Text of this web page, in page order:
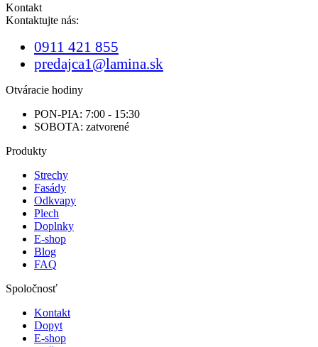
Kontakt
Kontaktujte nás:
0911 421 855
predajca1@lamina.sk
Otváracie hodiny
PON-PIA: 7:00 - 15:30
SOBOTA: zatvorené
Produkty
Strechy
Fasády
Odkvapy
Plech
Doplnky
E-shop
Blog
FAQ
Spoločnosť
Kontakt
Dopyt
E-shop